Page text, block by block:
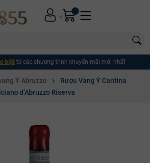
biệt từ các chương trình khuyến mãi mới nhất
Ý Abruzzo
Rượu Vang Ý Cantina
d’Abruzzo Riserva